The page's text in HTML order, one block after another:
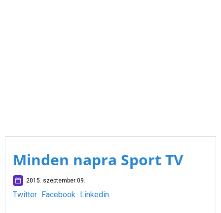
Minden napra Sport TV
2015. szeptember 09.
Twitter Facebook Linkedin